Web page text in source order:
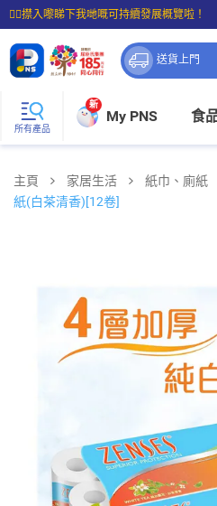
☝🏼㩒入嚟睇下我哋嘅可持續發展概覽啦！
⭐購物滿$399即享免費送貨；滿$100即可
送貨上門
所有產品
新
My PNS 食
主頁 家居生活 紙巾、廁紙
紙(白茶清香)[12卷]